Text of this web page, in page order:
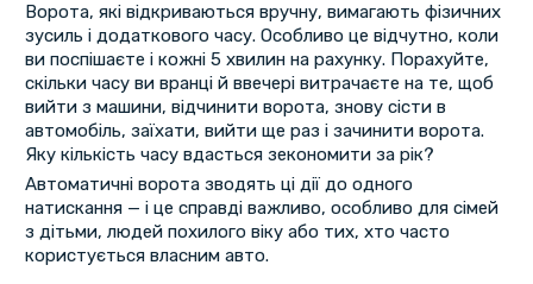
Ворота, які відкриваються вручну, вимагають фізичних
зусиль і додаткового часу. Особливо це відчутно, коли
ви поспішаєте і кожні 5 хвилин на рахунку. Порахуйте,
скільки часу ви вранці й ввечері витрачаєте на те, щоб
вийти з машини, відчинити ворота, знову сісти в
автомобіль, заїхати, вийти ще раз і зачинити ворота.
Яку кількість часу вдасться зекономити за рік?
Автоматичні ворота зводять ці дії до одного
натискання — і це справді важливо, особливо для сімей
з дітьми, людей похилого віку або тих, хто часто
користується власним авто.